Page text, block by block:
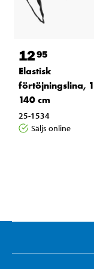
1295
Elastisk
förtöjningslina,
140 cm
25-1534
Säljs online